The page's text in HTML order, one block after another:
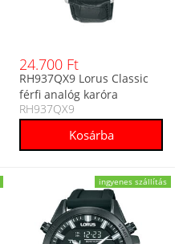
24.700 Ft
RH937QX9 Lorus Classic
férfi analóg karóra
RH937QX9
ingyenes szállítás